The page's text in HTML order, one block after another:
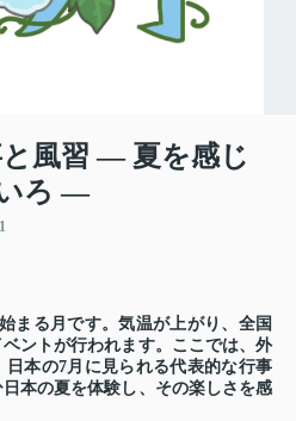
と風習 ― 夏を感じ
ろ ―
まる月です。気温が上がり、全国
ントが行われます。ここでは、外
日本の7月に見られる代表的な行事
本の夏を体験し、その楽しさを感